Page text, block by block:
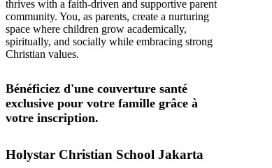
thrives with a faith-driven and supportive parent
community. You, as parents, create a nurturing
space where children grow academically,
spiritually, and socially while embracing strong
Christian values.
Bénéficiez d'une couverture santé
exclusive pour votre famille grâce à
votre inscription.
Holystar Christian School Jakarta